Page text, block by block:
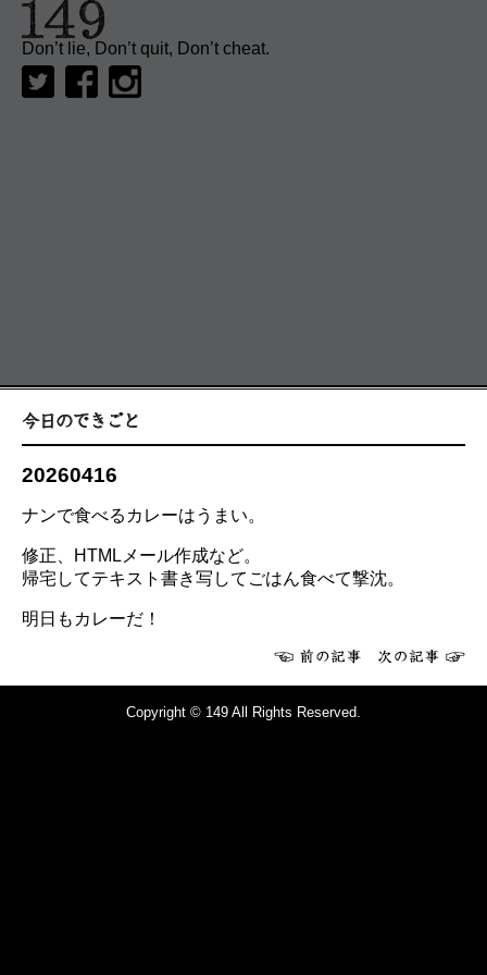
Don’t lie, Don’t quit, Don’t cheat.
20260416
ナンで食べるカレーはうまい。
修正、HTMLメール作成など。
帰宅してテキスト書き写してごはん食べて撃沈。
明日もカレーだ！
Copyright © 149 All Rights Reserved.